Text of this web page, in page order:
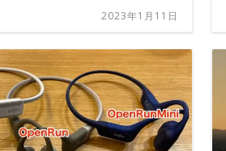
2023年1月11日